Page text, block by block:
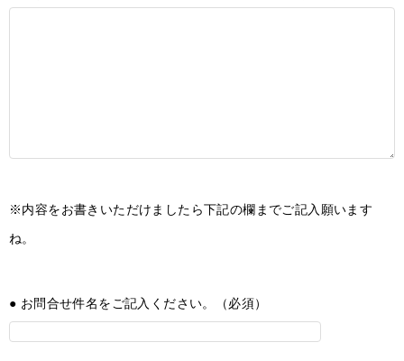
※内容をお書きいただけましたら下記の欄までご記入願います
ね。
● お問合せ件名をご記入ください。（必須）